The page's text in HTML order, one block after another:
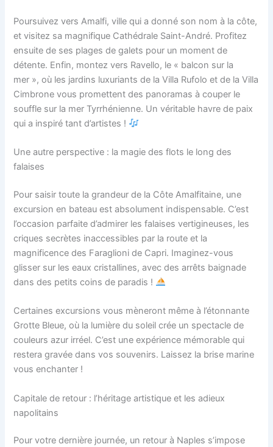
Poursuivez vers Amalfi, ville qui a donné son nom à la côte,
et visitez sa magnifique Cathédrale Saint-André. Profitez
ensuite de ses plages de galets pour un moment de
détente. Enfin, montez vers Ravello, le « balcon sur la
mer », où les jardins luxuriants de la Villa Rufolo et de la Villa
Cimbrone vous promettent des panoramas à couper le
souffle sur la mer Tyrrhénienne. Un véritable havre de paix
qui a inspiré tant d’artistes !
Une autre perspective : la magie des flots le long des
falaises
Pour saisir toute la grandeur de la Côte Amalfitaine, une
excursion en bateau est absolument indispensable. C’est
l’occasion parfaite d’admirer les falaises vertigineuses, les
criques secrètes inaccessibles par la route et la
magnificence des Faraglioni de Capri. Imaginez-vous
glisser sur les eaux cristallines, avec des arrêts baignade
dans des petits coins de paradis !
Certaines excursions vous mèneront même à l’étonnante
Grotte Bleue, où la lumière du soleil crée un spectacle de
couleurs azur irréel. C’est une expérience mémorable qui
restera gravée dans vos souvenirs. Laissez la brise marine
vous enchanter !
Capitale de retour : l’héritage artistique et les adieux
napolitains
Pour votre dernière journée, un retour à Naples s’impose